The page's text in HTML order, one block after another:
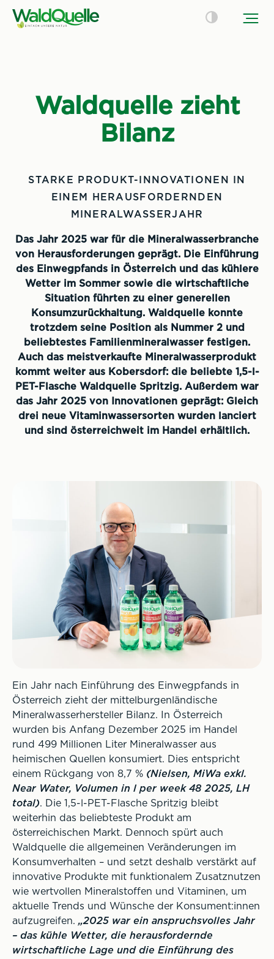
Waldquelle zieht
Bilanz
STARKE PRODUKT-INNOVATIONEN IN
EINEM HERAUSFORDERNDEN
MINERALWASSERJAHR
Das Jahr 2025 war für die Mineralwasserbranche
von Herausforderungen geprägt. Die Einführung
des Einwegpfands in Österreich und das kühlere
Wetter im Sommer sowie die wirtschaftliche
Situation führten zu einer generellen
Konsumzurückhaltung. Waldquelle konnte
trotzdem seine Position als Nummer 2 und
beliebtestes Familienmineralwasser festigen.
Auch das meistverkaufte Mineralwasserprodukt
kommt weiter aus Kobersdorf: die beliebte 1,5-l-
PET-Flasche Waldquelle Spritzig. Außerdem war
das Jahr 2025 von Innovationen geprägt: Gleich
drei neue Vitaminwassersorten wurden lanciert
und sind österreichweit im Handel erhältlich.
Ein Jahr nach Einführung des Einwegpfands in
Österreich zieht der mittelburgenländische
Mineralwasserhersteller Bilanz. In Österreich
wurden bis Anfang Dezember 2025 im Handel
rund 499 Millionen Liter Mineralwasser aus
heimischen Quellen konsumiert. Dies entspricht
einem Rückgang von 8,7 % (Nielsen, MiWa exkl.
Near Water, Volumen in l per week 48 2025, LH
total). Die 1,5-l-PET-Flasche Spritzig bleibt
weiterhin das beliebteste Produkt am
österreichischen Markt. Dennoch spürt auch
Waldquelle die allgemeinen Veränderungen im
Konsumverhalten – und setzt deshalb verstärkt auf
innovative Produkte mit funktionalem Zusatznutzen
wie wertvollen Mineralstoffen und Vitaminen, um
aktuelle Trends und Wünsche der Konsument:innen
aufzugreifen. „2025 war ein anspruchsvolles Jahr
– das kühle Wetter, die herausfordernde
wirtschaftliche Lage und die Einführung des